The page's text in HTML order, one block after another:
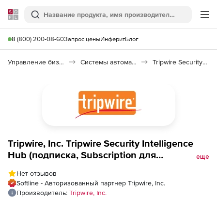
Softline
Поиск
8 (800) 200-08-60Запрос ценыИнферитБлог
Управление бизнесом, CRM/ERP Системы автоматизации Tripwire Security Intelligence Hub
Tripwire, Inc. Tripwire Security Intelligence
Hub (подписка, Subscription для
Institution), Tier 7 (60,000-79,999 Enrolled
Students)
еще
Нет отзывов
Softline - Авторизованный партнер Tripwire, Inc.
Производитель: Tripwire, Inc.